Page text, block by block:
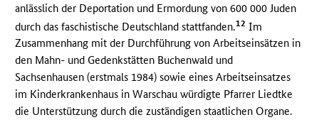
anlässlich der Deportation und Ermordung von 600 000 Juden
durch das faschistische Deutschland stattfanden.12 Im
Zusammenhang mit der Durchführung von Arbeitseinsätzen in
den Mahn- und Gedenkstätten Buchenwald und
Sachsenhausen (erstmals 1984) sowie eines Arbeitseinsatzes
im Kinderkrankenhaus in Warschau würdigte Pfarrer Liedtke
die Unterstützung durch die zuständigen staatlichen Organe.